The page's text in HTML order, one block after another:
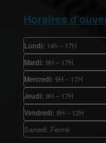
Horaires
Lundi: 14h – 17H
Mardi: 9H – 17H
Mercredi: 9H – 17H
Jeudi: 9H – 17H
Vendredi: 9H – 12H
Samedi: Fermé